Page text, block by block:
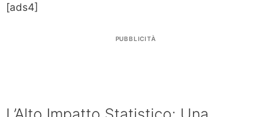
[ads4]
PUBBLICITÀ